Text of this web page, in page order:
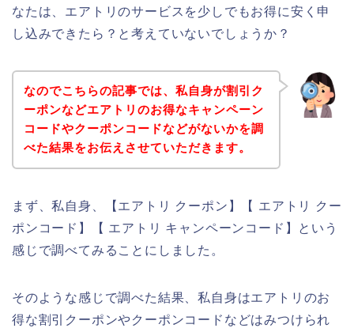
なたは、エアトリのサービスを少しでもお得に安く申
し込みできたら？と考えていないでしょうか？
なのでこちらの記事では、私自身が割引ク
ーポンなどエアトリのお得なキャンペーン
コードやクーポンコードなどがないかを調
べた結果をお伝えさせていただきます。
まず、私自身、【エアトリ クーポン】【 エアトリ クー
ポンコード】【 エアトリ キャンペーンコード】という
感じで調べてみることにしました。
そのような感じで調べた結果、私自身はエアトリのお
得な割引クーポンやクーポンコードなどはみつけられ